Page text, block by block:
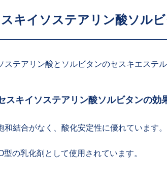
キイソステアリン酸ソル
ステアリン酸とソルビタンのセスキエステル
スキイソステアリン酸ソルビタンの効
和結合がなく、酸化安定性に優れています。
型の乳化剤として使用されています。